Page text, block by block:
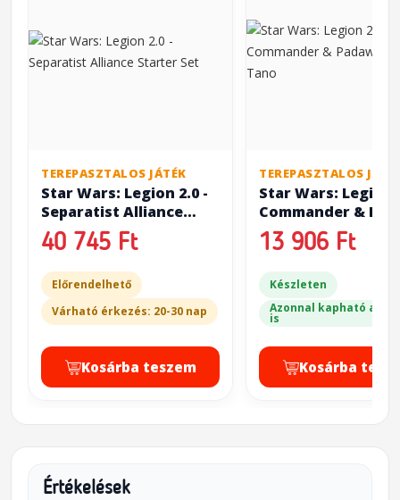
TEREPASZTALOS JÁTÉK
Star Wars: Legion 2.0 -
Separatist Alliance
Starter Set
40 745 Ft
Előrendelhető
Várható érkezés: 20-30 nap
Kosárba teszem
TEREPASZTALOS
Star Wars: Legion
Commander &
Ahsoka Tano
13 906 Ft
Készleten
Azonnal kapható a
is
Kosárba
Értékelések